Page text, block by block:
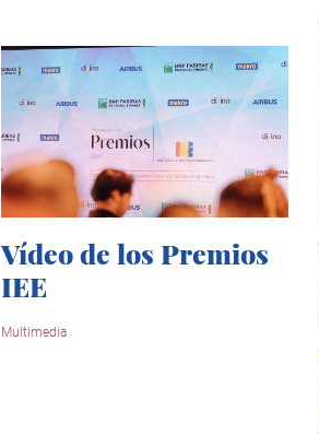
Vídeo de los Premios
IEE
Multimedia